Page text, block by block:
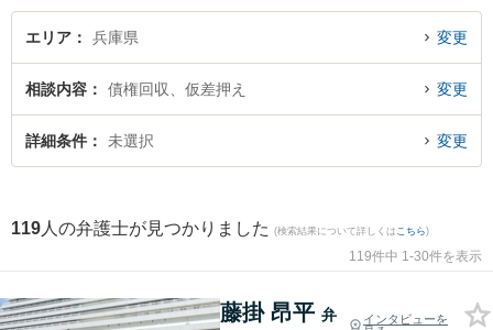
に関係する売掛金回収や債権回収代行、債権の時効中断等の細かな分野での絞
り込み検索もでき便利です。特に神戸湊川法律事務所の藤掛 昂平弁護士や後藤
間に発生した仮差押えのトラブルを今すぐに弁護士に相談したい』『仮差押え
のトラブル解決の実績豊富な近くの弁護士を検索したい』『初回相談無料で仮
差押えを法律相談できる兵庫県内の弁護士に相談予約したい』などでお困りの
エリア 兵庫県 変更
相談内容 債権回収、仮差押え 変更
詳細条件 未選択 変更
119 人の弁護士が見つかりました (検索結果について詳しくは こちら)
119件中 1-30件を表示
藤掛 昂平 弁
インタビューを